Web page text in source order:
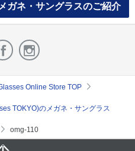
ガネ・サングラスのご紹介
Online Store TOP
TOKYO)のメガネ・サングラス
omg-110